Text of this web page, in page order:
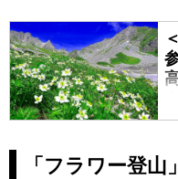
「フラワー登